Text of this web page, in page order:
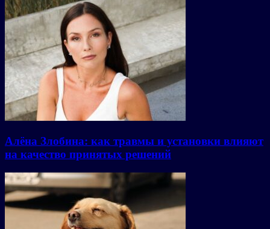
Алёна Злобина: как травмы и установки влияют
на качество принятых решений